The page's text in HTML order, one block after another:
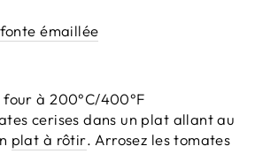
émaillée
à 200°C/400°F
cerises dans un plat allant au
plat à rôtir. Arrosez les tomates